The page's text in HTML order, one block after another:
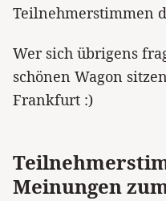
Teilnehmerstimmen
Wer sich übrigens
schönen Wagon
Frankfurt :)
Meinungen